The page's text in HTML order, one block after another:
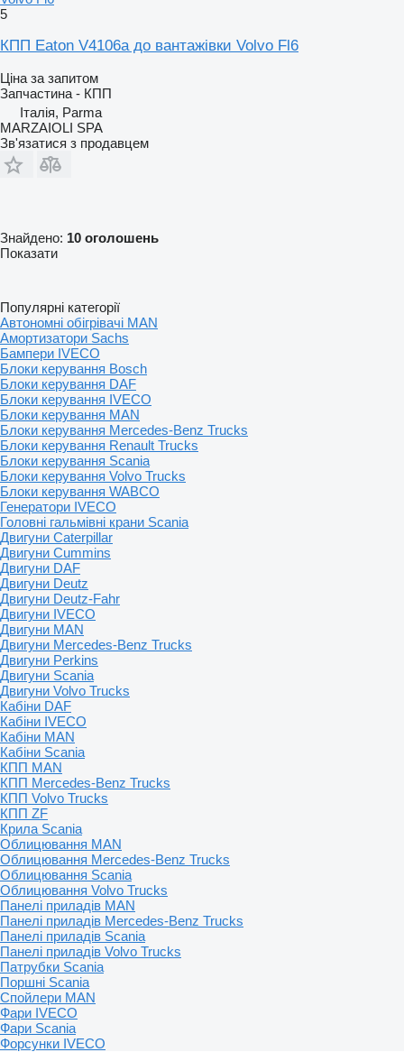
5
КПП Eaton V4106a до вантажівки Volvo Fl6
Ціна за запитом
Запчастина - КПП
Італія, Parma
MARZAIOLI SPA
Зв'язатися з продавцем
Знайдено: 10 оголошень
Показати
Популярні категорії
Автономні обігрівачі MAN
Амортизатори Sachs
Бампери IVECO
Блоки керування Bosch
Блоки керування DAF
Блоки керування IVECO
Блоки керування MAN
Блоки керування Mercedes-Benz Trucks
Блоки керування Renault Trucks
Блоки керування Scania
Блоки керування Volvo Trucks
Блоки керування WABCO
Генератори IVECO
Головні гальмівні крани Scania
Двигуни Caterpillar
Двигуни Cummins
Двигуни DAF
Двигуни Deutz
Двигуни Deutz-Fahr
Двигуни IVECO
Двигуни MAN
Двигуни Mercedes-Benz Trucks
Двигуни Perkins
Двигуни Scania
Двигуни Volvo Trucks
Кабіни DAF
Кабіни IVECO
Кабіни MAN
Кабіни Scania
КПП MAN
КПП Mercedes-Benz Trucks
КПП Volvo Trucks
КПП ZF
Крила Scania
Облицювання MAN
Облицювання Mercedes-Benz Trucks
Облицювання Scania
Облицювання Volvo Trucks
Панелі приладів MAN
Панелі приладів Mercedes-Benz Trucks
Панелі приладів Scania
Панелі приладів Volvo Trucks
Патрубки Scania
Поршні Scania
Спойлери MAN
Фари IVECO
Фари Scania
Форсунки IVECO